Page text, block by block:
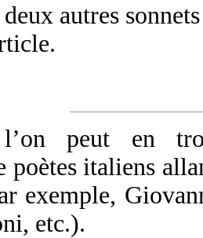
autres
peut en
poètes italiens
exemple,
etc.).